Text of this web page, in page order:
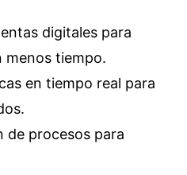
digitales para
menos tiempo.
en tiempo real para
de procesos para